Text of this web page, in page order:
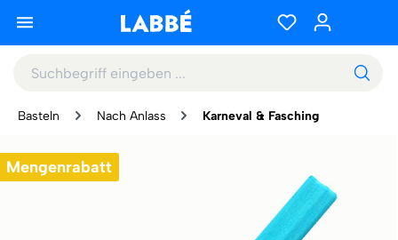
Basteln Nach Anlass Karneval & Fasching
Mengenrabatt